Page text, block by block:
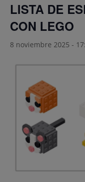
LISTA DE
CON LEGO
8 noviembre 2025 -